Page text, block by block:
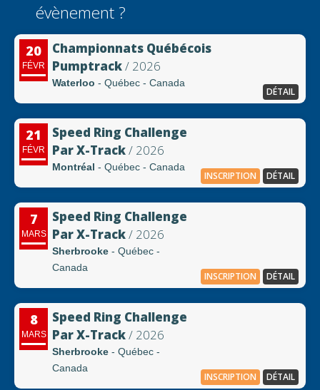
évènement ?
20
FÉVR
Championnats Québécois
Pumptrack/ 2026
Waterloo - Québec - Canada
DÉTAIL
21
FÉVR
Speed Ring Challenge
Par X-Track/ 2026
Montréal - Québec - Canada
INSCRIPTION DÉTAIL
7
MARS
Speed Ring Challenge
Par X-Track/ 2026
Sherbrooke - Québec -
Canada
INSCRIPTION DÉTAIL
8
MARS
Speed Ring Challenge
Par X-Track/ 2026
Sherbrooke - Québec -
Canada
INSCRIPTION DÉTAIL